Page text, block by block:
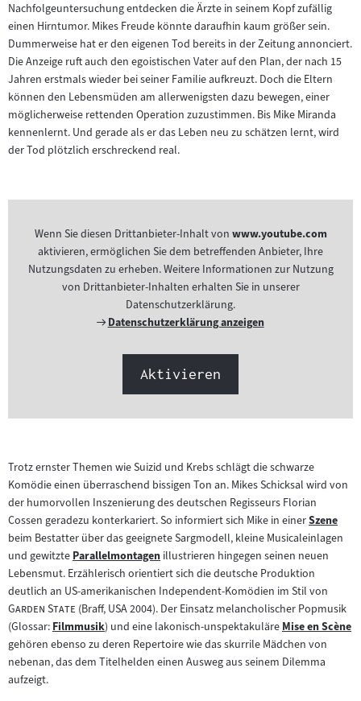
Nachfolgeuntersuchung entdecken die Ärzte in seinem Kopf zufällig
einen Hirntumor. Mikes Freude könnte daraufhin kaum größer sein.
Dummerweise hat er den eigenen Tod bereits in der Zeitung annonciert.
Die Anzeige ruft auch den egoistischen Vater auf den Plan, der nach 15
Jahren erstmals wieder bei seiner Familie aufkreuzt. Doch die Eltern
können den Lebensmüden am allerwenigsten dazu bewegen, einer
möglicherweise rettenden Operation zuzustimmen. Bis Mike Miranda
kennenlernt. Und gerade als er das Leben neu zu schätzen lernt, wird
der Tod plötzlich erschreckend real.
Wenn Sie diesen Drittanbieter-Inhalt von www.youtube.com
aktivieren, ermöglichen Sie dem betreffenden Anbieter, Ihre
Nutzungsdaten zu erheben. Weitere Informationen zur Nutzung
von Drittanbieter-Inhalten erhalten Sie in unserer
Datenschutzerklärung.
Externer
Datenschutzerklärung anzeigen
Aktivieren
Trotz ernster Themen wie Suizid und Krebs schlägt die schwarze
Komödie einen überraschend bissigen Ton an. Mikes Schicksal wird von
der humorvollen Inszenierung des deutschen Regisseurs Florian
Cossen geradezu konterkariert. So informiert sich Mike in einerZum
Inhalt:
Szene
beim Bestatter über das geeignete Sargmodell, kleine Musicaleinlagen
und gewitzteZum
Inhalt:
Parallelmontagen illustrieren hingegen seinen neuen
Lebensmut. Erzählerisch orientiert sich die deutsche Produktion
deutlich an US-amerikanischen Independent-Komödien im Stil von
Garden State "(Braff, USA 2004). Der Einsatz melancholischer Popmusik
(Glossar:Zum
Inhalt:
Filmmusik) und eine lakonisch-unspektakuläreZum
Inhalt:
Mise en Scène
gehören ebenso zu deren Repertoire wie das skurrile Mädchen von
nebenan, das dem Titelhelden einen Ausweg aus seinem Dilemma
aufzeigt.